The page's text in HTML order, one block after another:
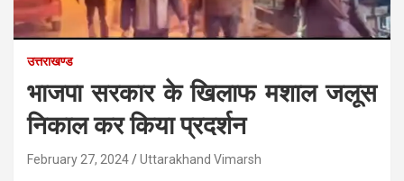
उत्तराखण्ड
भाजपा सरकार के खिलाफ मशाल जलूस
निकाल कर किया प्रदर्शन
February 27, 2024 Uttarakhand Vimarsh